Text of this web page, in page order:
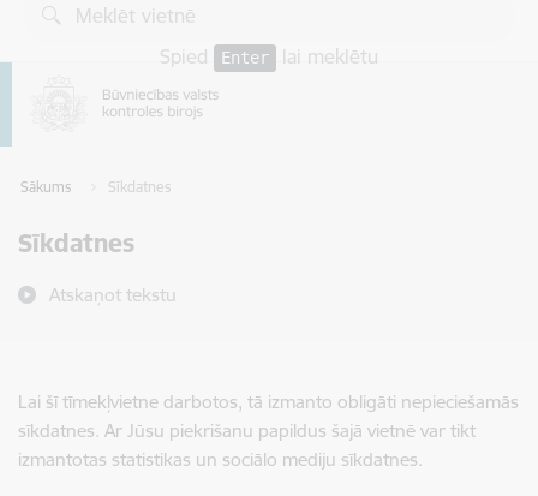
Pāriet uz lapas saturu
Spied
Enter lai meklētu
Sākums Sīkdatnes
Sīkdatnes
Atskaņot tekstu
Lai šī tīmekļvietne darbotos, tā izmanto obligāti nepieciešamās
sīkdatnes. Ar Jūsu piekrišanu papildus šajā vietnē var tikt
izmantotas statistikas un sociālo mediju sīkdatnes.